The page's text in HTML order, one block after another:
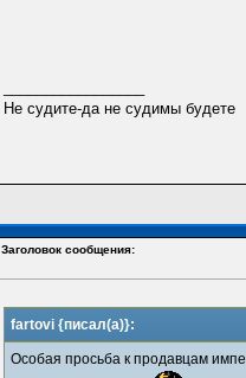
Не судите-да не судимы будете
Заголовок сообщения:
fartovi {писал(а)}:
Особая просьба к продавцам